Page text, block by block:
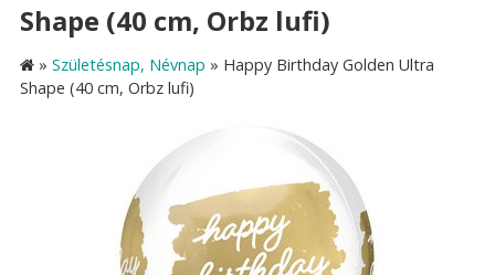
Shape (40 cm, Orbz lufi)
» Születésnap, Névnap » Happy Birthday Golden Ultra
Shape (40 cm, Orbz lufi)